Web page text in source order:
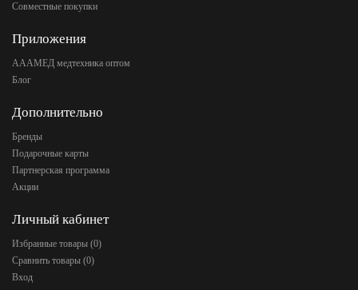
Совместные покупки
Приложения
АААМЕД медтехника оптом
Блог
Дополнительно
Бренды
Подарочные карты
Партнерская программа
Акции
Личный кабинет
Избранные товары (0)
Сравнить товары (0)
Вход